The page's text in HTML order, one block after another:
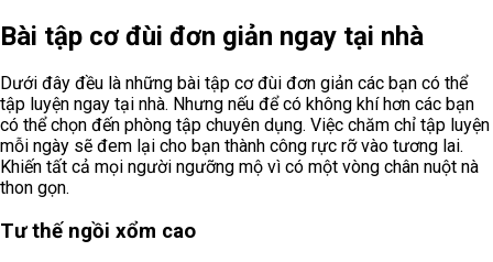
Bài tập cơ đùi đơn giản ngay tại nhà
Dưới đây đều là những bài tập cơ đùi đơn giản các bạn có thể
tập luyện ngay tại nhà. Nhưng nếu để có không khí hơn các bạn
có thể chọn đến phòng tập chuyên dụng. Việc chăm chỉ tập luyện
mỗi ngày sẽ đem lại cho bạn thành công rực rỡ vào tương lai.
Khiến tất cả mọi người ngưỡng mộ vì có một vòng chân nuột nà
thon gọn.
Tư thế ngồi xổm cao